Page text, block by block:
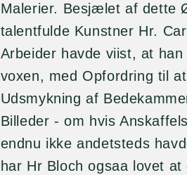
Malerier. Besjælet af dette
talentfulde Kunstner Hr.
Arbeider havde viist, at
voxen, med Opfordring til
Udsmykning af
Billeder - om hvis
endnu ikke andetsteds
har Hr Bloch ogsaa lovet